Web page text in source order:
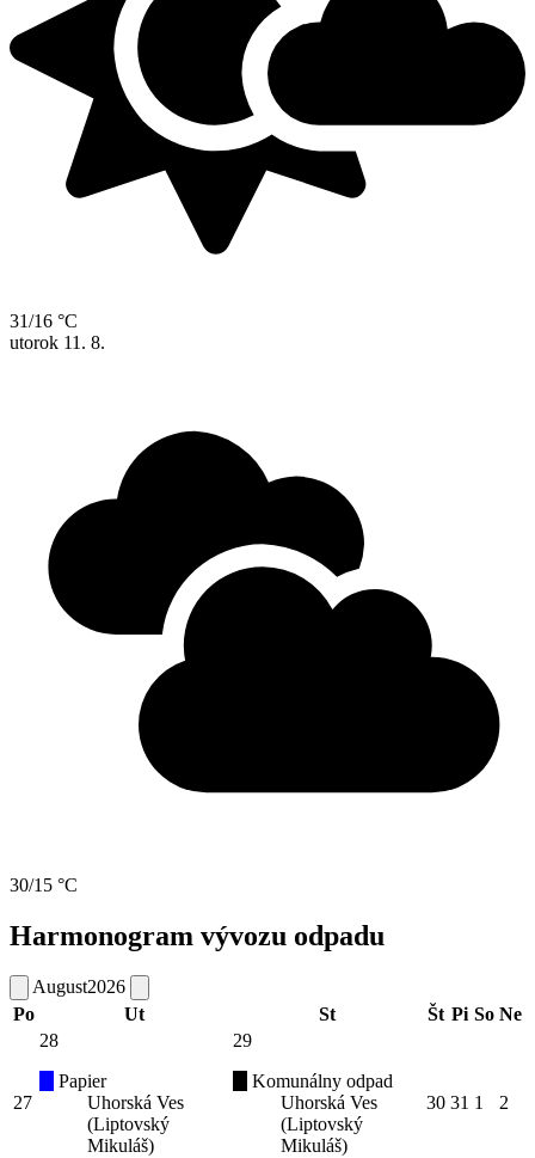
31/16 °C
utorok 11. 8.
30/15 °C
Harmonogram vývozu odpadu
August2026
Po
Ut St Št Pi So Ne
27
28
Papier
Uhorská Ves
(Liptovský
Mikuláš)
29
Komunálny odpad
Uhorská Ves
(Liptovský
Mikuláš)
30 31 1 2